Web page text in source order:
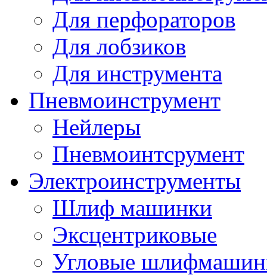
Для перфораторов
Для лобзиков
Для инструмента
Пневмоинструмент
Нейлеры
Пневмоинтсрумент
Электроинструменты
Шлиф машинки
Эксцентриковые
Угловые